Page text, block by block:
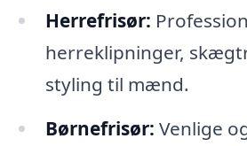
Herrefrisør:
herreklipninger,
styling til mænd.
Børnefrisør: Venlige